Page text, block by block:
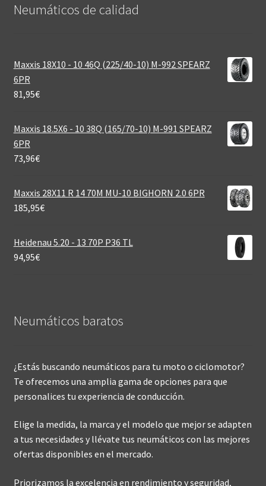
Neumáticos de calidad‎
Maxxis 18X10 - 10 46Q (225/40-10) M-992 SPEARZ
6PR
81,95€
Maxxis 18.5X6 - 10 38Q (165/70-10) M-991 SPEARZ
6PR
73,96€
Maxxis 28X11 R 14 70M MU-10 BIGHORN 2.0 6PR
185,95€
Heidenau 5.20 - 13 70P P36 TL
94,95€
Neumáticos baratos
¿Estás buscando neumáticos para tu moto o ciclomotor?
Te ofrecemos una amplia gama de opciones para que
personalices tu experiencia de conducción.
Elige la medida, la marca y el modelo que mejor se adapten
a tus necesidades y llévate tus neumáticos con las mejores
ofertas disponibles en el mercado.
Priorizamos la excelencia en rendimiento y seguridad,